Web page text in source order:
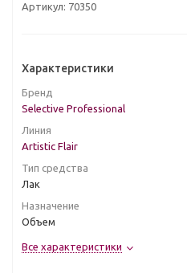
Артикул: 70350
Характеристики
Бренд
Selective Professional
Линия
Artistic Flair
Тип средства
Лак
Назначение
Объем
Все характеристики